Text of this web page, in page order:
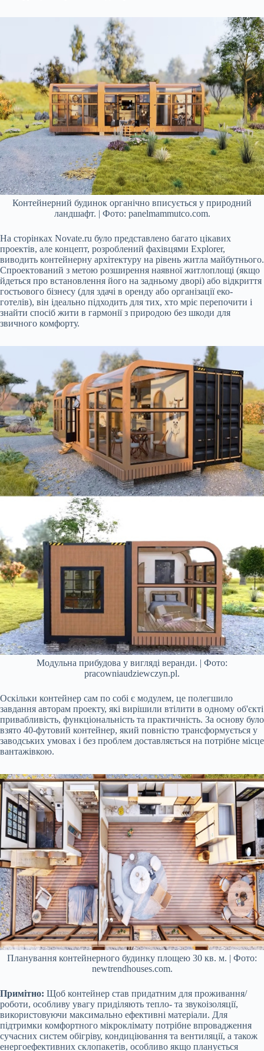
Контейнерний будинок органічно вписується у природний
ландшафт. | Фото: panelmammutco.com.
На сторінках Novate.ru було представлено багато цікавих
проектів, але концепт, розроблений фахівцями Explorer,
виводить контейнерну архітектуру на рівень житла майбутнього.
Спроектований з метою розширення наявної житлоплощі (якщо
йдеться про встановлення його на задньому дворі) або відкриття
гостьового бізнесу (для здачі в оренду або організації еко-
готелів), він ідеально підходить для тих, хто мріє перепочити і
знайти спосіб жити в гармонії з природою без шкоди для
звичного комфорту.
Модульна прибудова у вигляді веранди. | Фото:
pracowniaudziewczyn.pl.
Оскільки контейнер сам по собі є модулем, це полегшило
завдання авторам проекту, які вирішили втілити в одному об'єкті
привабливість, функціональність та практичність. За основу було
взято 40-футовий контейнер, який повністю трансформується у
заводських умовах і без проблем доставляється на потрібне місце
вантажівкою.
Планування контейнерного будинку площею 30 кв. м. | Фото:
newtrendhouses.com.
Примітно: Щоб контейнер став придатним для проживання/
роботи, особливу увагу приділяють тепло- та звукоізоляції,
використовуючи максимально ефективні матеріали. Для
підтримки комфортного мікроклімату потрібне впровадження
сучасних систем обігріву, кондиціювання та вентиляції, а також
енергоефективних склопакетів, особливо якщо планується